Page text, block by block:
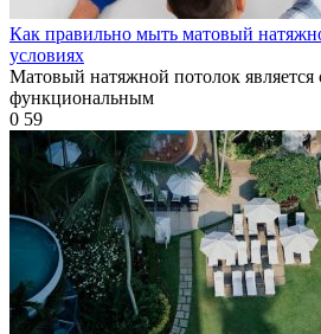
Как правильно мыть матовый
условиях
Матовый натяжной потолок
функциональным
0 59